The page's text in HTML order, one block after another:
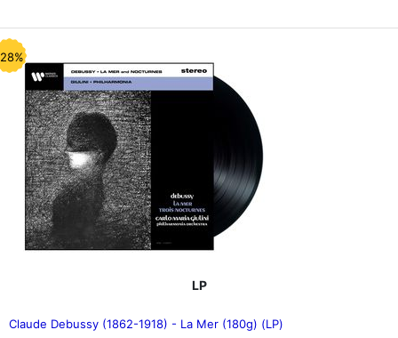
LP
Claude Debussy (1862-1918) - La Mer (180g) (LP)